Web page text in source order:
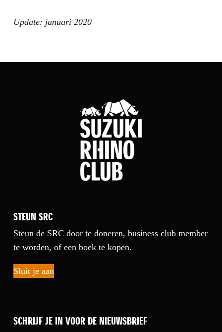
Update: januari 2020
STEUN SRC
Steun de SRC door te doneren, business club member
te worden, of een boek te kopen.
Sluit je aan
SCHRIJF JE IN VOOR DE NIEUWSBRIEF